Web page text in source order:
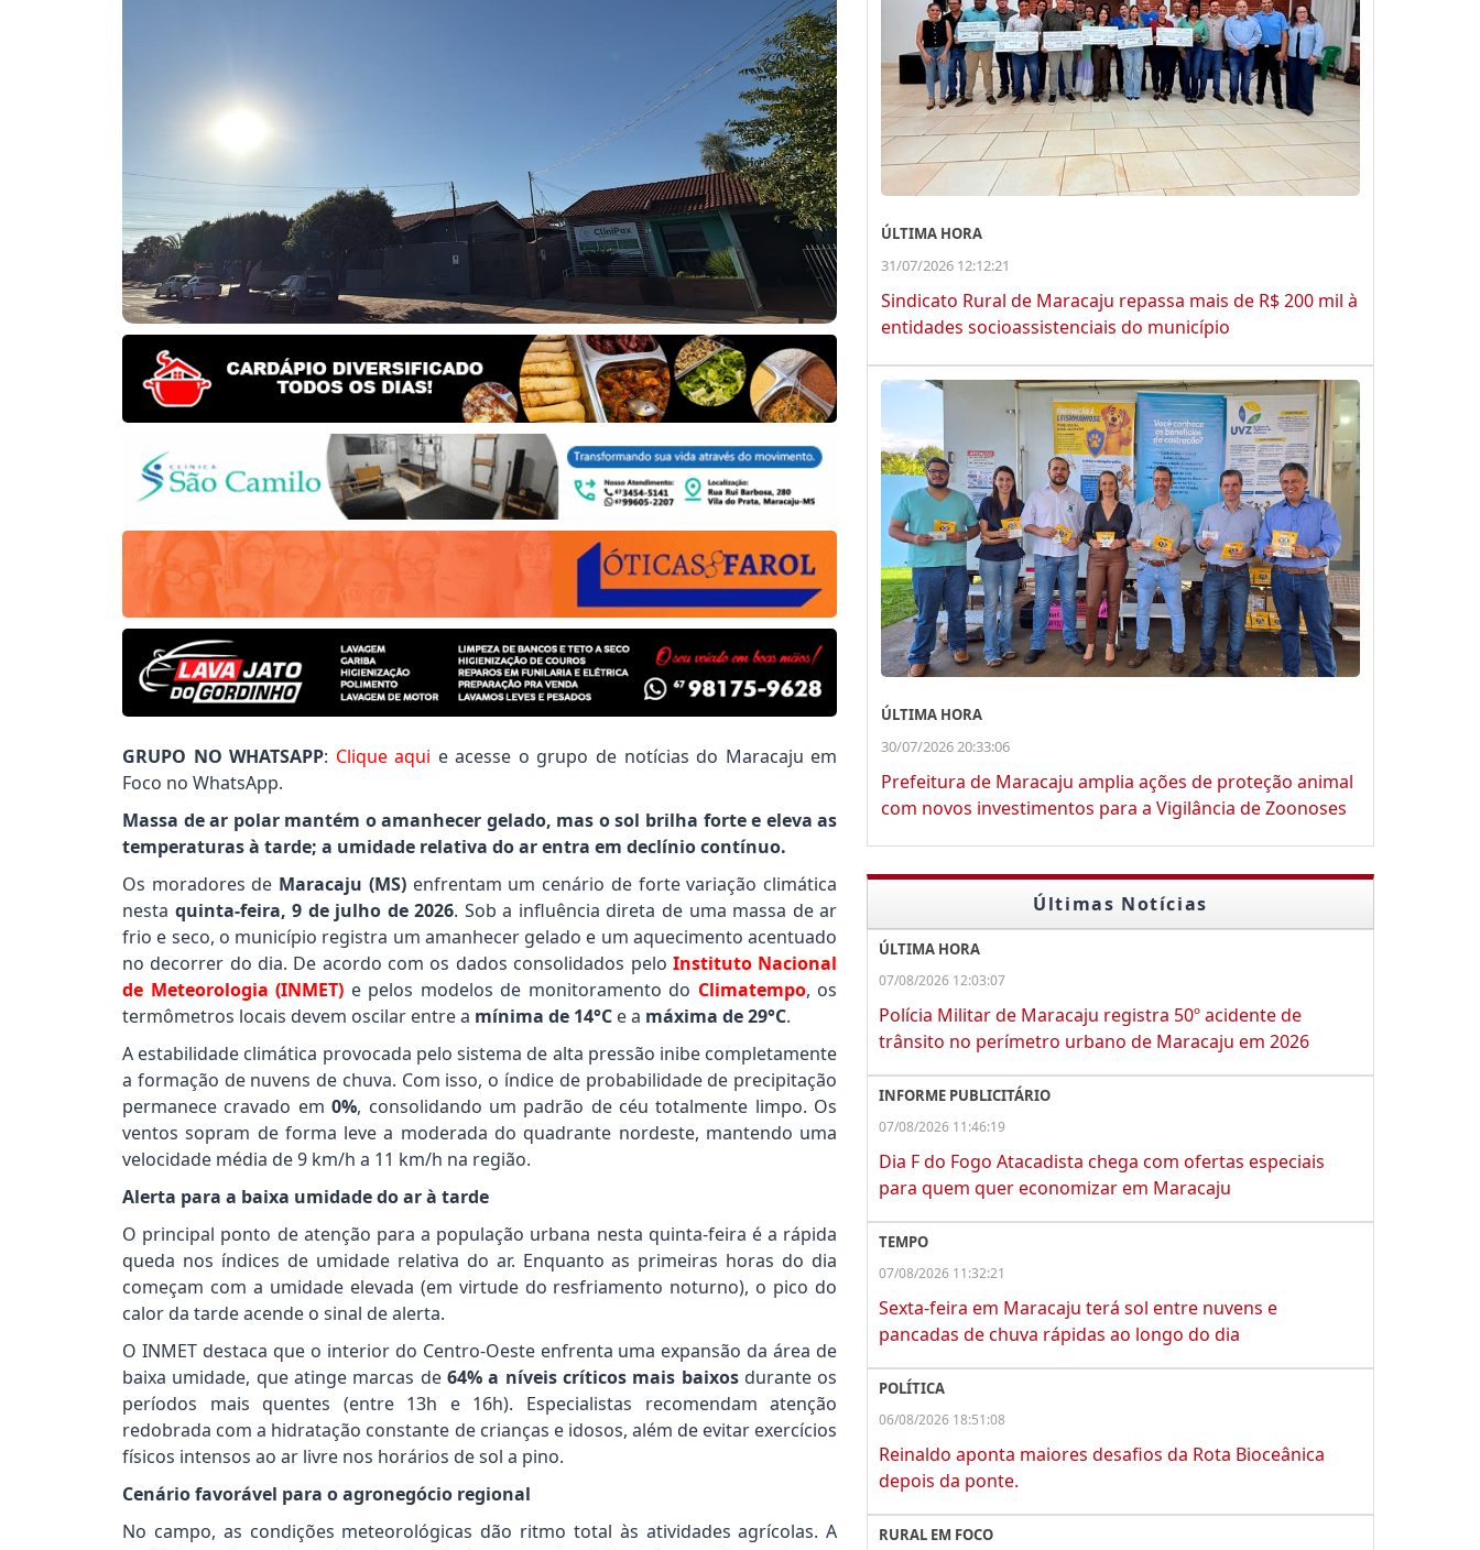
GRUPO NO WHATSAPP: Clique aqui e acesse o grupo de notícias do Maracaju em
Foco no WhatsApp.
Massa de ar polar mantém o amanhecer gelado, mas o sol brilha forte e eleva as
temperaturas à tarde; a umidade relativa do ar entra em declínio contínuo.
Os moradores de Maracaju (MS) enfrentam um cenário de forte variação climática
nesta quinta-feira, 9 de julho de 2026. Sob a influência direta de uma massa de ar
frio e seco, o município registra um amanhecer gelado e um aquecimento acentuado
no decorrer do dia. De acordo com os dados consolidados pelo Instituto Nacional
de Meteorologia (INMET) e pelos modelos de monitoramento do Climatempo, os
termômetros locais devem oscilar entre a mínima de 14°C e a máxima de 29°C.
A estabilidade climática provocada pelo sistema de alta pressão inibe completamente
a formação de nuvens de chuva. Com isso, o índice de probabilidade de precipitação
permanece cravado em0%, consolidando um padrão de céu totalmente limpo. Os
ventos sopram de forma leve a moderada do quadrante nordeste, mantendo uma
velocidade média de 9 km/h a 11 km/h na região.
Alerta para a baixa umidade do ar à tarde
O principal ponto de atenção para a população urbana nesta quinta-feira é a rápida
queda nos índices de umidade relativa do ar. Enquanto as primeiras horas do dia
começam com a umidade elevada (em virtude do resfriamento noturno), o pico do
calor da tarde acende o sinal de alerta.
O INMET destaca que o interior do Centro-Oeste enfrenta uma expansão da área de
baixa umidade, que atinge marcas de 64% a níveis críticos mais baixosdurante os
períodos mais quentes (entre 13h e 16h). Especialistas recomendam atenção
redobrada com a hidratação constante de crianças e idosos, além de evitar exercícios
físicos intensos ao ar livre nos horários de sol a pino.
Cenário favorável para o agronegócio regional
No campo, as condições meteorológicas dão ritmo total às atividades agrícolas. A
ÚLTIMA HORA
31/07/2026 12:12:21
Sindicato Rural de Maracaju repassa mais de R$ 200 mil à
entidades socioassistenciais do município
ÚLTIMA HORA
30/07/2026 20:33:06
Prefeitura de Maracaju amplia ações de proteção animal
com novos investimentos para a Vigilância de Zoonoses
Últimas Notícias
ÚLTIMA HORA
07/08/2026 12:03:07
Polícia Militar de Maracaju registra 50º acidente de
trânsito no perímetro urbano de Maracaju em 2026
INFORME PUBLICITÁRIO
07/08/2026 11:46:19
Dia F do Fogo Atacadista chega com ofertas especiais
para quem quer economizar em Maracaju
TEMPO
07/08/2026 11:32:21
Sexta-feira em Maracaju terá sol entre nuvens e
pancadas de chuva rápidas ao longo do dia
POLÍTICA
06/08/2026 18:51:08
Reinaldo aponta maiores desafios da Rota Bioceânica
depois da ponte.
RURAL EM FOCO